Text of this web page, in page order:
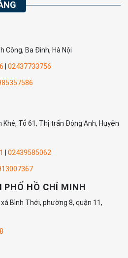
Công, Ba Đình, Hà Nội
02437733756
Khê, Tổ 61, Thị trấn Đông Anh, Huyện
02439585062
PHỐ HỒ CHÍ MINH
Bình Thới, phường 8, quận 11,